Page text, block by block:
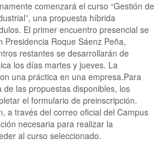
comenzará el curso “Gestión de
una propuesta híbrida
El primer encuentro presencial se
Presidencia Roque Sáenz Peña,
restantes se desarrollarán de
los días martes y jueves. La
una práctica en una empresa.Para
las propuestas disponibles, los
el formulario de preinscripción.
a través del correo oficial del Campus
necesaria para realizar la
al curso seleccionado.